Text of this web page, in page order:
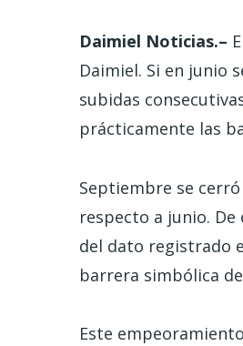
Daimiel Noticias.–
Daimiel. Si en junio
subidas
prácticamente las
Septiembre se
respecto a junio. De
del dato registrado
barrera simbólica
Este